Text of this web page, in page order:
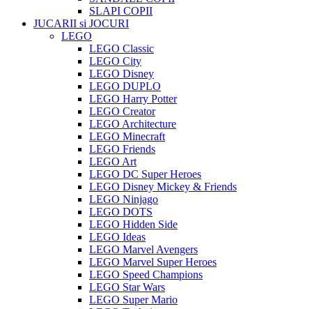
SLAPI COPII
JUCARII si JOCURI
LEGO
LEGO Classic
LEGO City
LEGO Disney
LEGO DUPLO
LEGO Harry Potter
LEGO Creator
LEGO Architecture
LEGO Minecraft
LEGO Friends
LEGO Art
LEGO DC Super Heroes
LEGO Disney Mickey & Friends
LEGO Ninjago
LEGO DOTS
LEGO Hidden Side
LEGO Ideas
LEGO Marvel Avengers
LEGO Marvel Super Heroes
LEGO Speed Champions
LEGO Star Wars
LEGO Super Mario